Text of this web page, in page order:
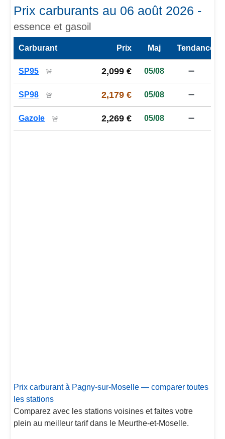
Prix carburants au 06 août 2026 -
essence et gasoil
Carburant Prix Maj Tendance
SP95 🚨 2,099 € 05/08 ➖
SP98 🚨 2,179 € 05/08 ➖
Gazole 🚨 2,269 € 05/08 ➖
Prix carburant à Pagny-sur-Moselle — comparer toutes
les stations
Comparez avec les stations voisines et faites votre
plein au meilleur tarif dans le Meurthe-et-Moselle.